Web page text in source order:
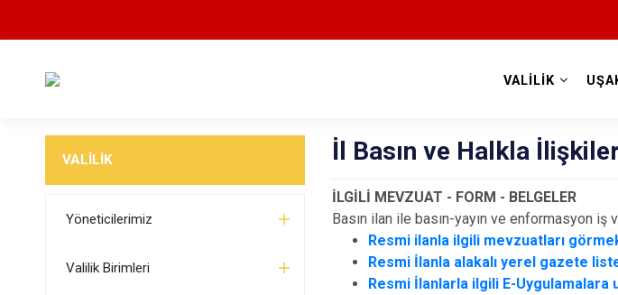
VALİLİK
VALİLİK
Yöneticilerimiz
Valilik Birimleri
İl Basın ve Halkla
İLGİLİ MEVZUAT - FORM - BELGELER
Basın ilan ile basın-yayın ve enformasyon
Resmi ilanla ilgili mevzuatları görmek
Resmi İlanla alakalı yerel gazete
Resmi İlanlarla ilgili E-